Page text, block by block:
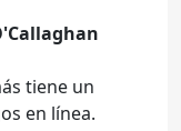
tiene un
en línea.